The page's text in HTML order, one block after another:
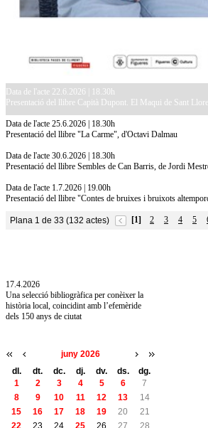
Data de l'acte 22.6.2026 | 18.30h
Presentació del llibre Capità Dupont. El Maqui de Sant
Data de l'acte 25.6.2026 | 18.30h
Presentació del llibre "La Carme", d'Octavi Dalmau
Data de l'acte 30.6.2026 | 18.30h
Presentació del llibre Sembles de Can Barris, de Jordi
Data de l'acte 1.7.2026 | 19.00h
Presentació del llibre "Contes de bruixes i bruixots
Plana 1 de 33 (132 actes) [1] 2 3 4 5
17.4.2026
Una selecció bibliogràfica per conèixer la
història local, coincidint amb l’efemèride
dels 150 anys de ciutat
juny 2026
dl.
dt. dc. dj. dv. ds.
dg.
1
2 3 4 5 6
7
8
9 10 11 12 13
14
15
16 17 18 19 20
21
22
23 24 25 26 27
28